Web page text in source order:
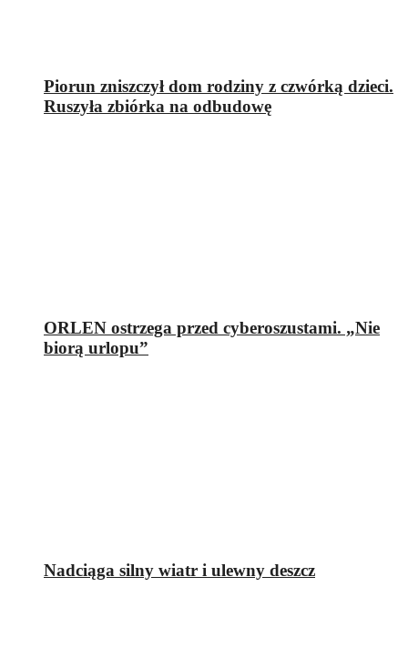
Piorun zniszczył dom rodziny z czwórką dzieci.
Ruszyła zbiórka na odbudowę
ORLEN ostrzega przed cyberoszustami. „Nie
biorą urlopu”
Nadciąga silny wiatr i ulewny deszcz